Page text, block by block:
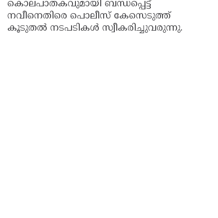
കൊലപാതകവുമായി ബന്ധപ്പെട്ട്
നവീനെതിരെ പൊലീസ് കേസെടുത്ത്
കൂടുതൽ നടപടികൾ സ്വീകരിച്ചുവരുന്നു.